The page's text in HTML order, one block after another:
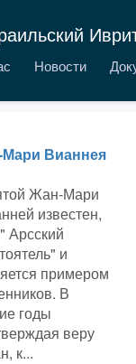
Новости
Вианнея
Жан-Мари
известен,
Арсский
и
примером
В
годы
веру
к...